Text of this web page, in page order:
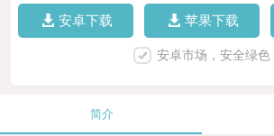
安卓下载 苹果下载
安卓市场，安全绿色
简介